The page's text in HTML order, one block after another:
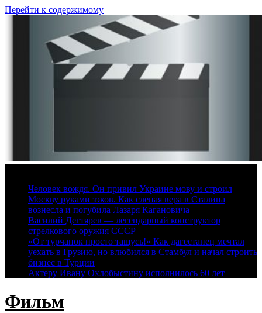
Перейти к содержимому
Человек вождя. Он привил Украине мову и строил
Москву руками зэков. Как слепая вера в Сталина
вознесла и погубила Лазаря Кагановича
Василий Дегтярев — легендарный конструктор
стрелкового оружия СССР
«От турчанок просто тащусь!» Как дагестанец мечтал
уехать в Грузию, но влюбился в Стамбул и начал строить
бизнес в Турции
Актеру Ивану Охлобыстину исполнилось 60 лет
Фильм